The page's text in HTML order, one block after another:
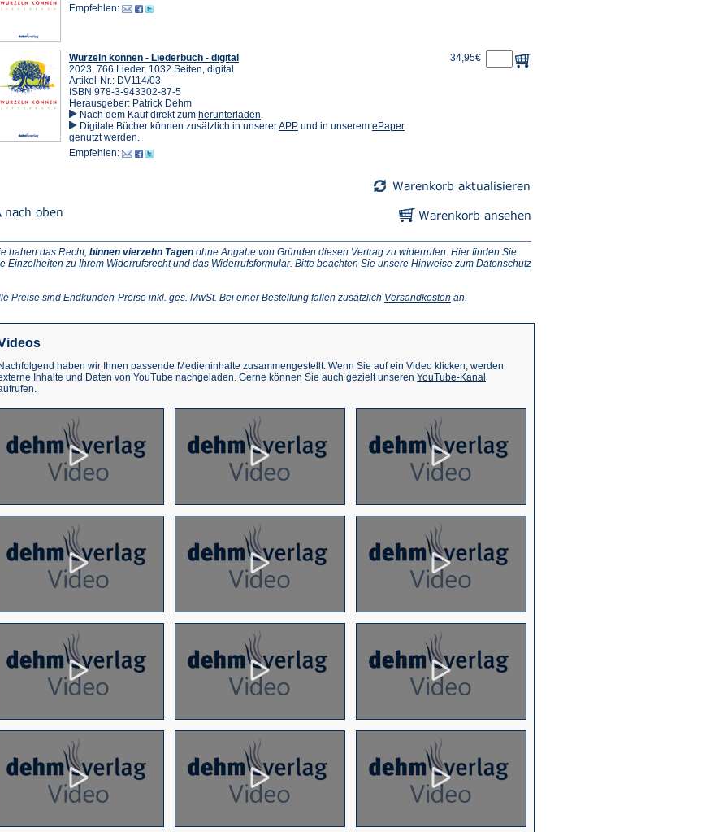
Empfehlen:
Wurzeln können - Liederbuch - digital
2023, 766 Lieder, 1032 Seiten, digital
Artikel-Nr.: DV114/03
ISBN 978-3-943302-87-5
Herausgeber: Patrick Dehm
Nach dem Kauf direkt zum herunterladen
in
.
Digitale Bücher können zusätzlich in unsererAPP(Öffnet
und in unserem ePaper(Öffnet
genutzt werden.
Empfehlen:
34,95€
haben das Recht, binnen vierzehn Tagen ohne Angabe von Gründen diesen Vertrag zu widerrufen. Hier finden Sie
Einzelheiten zu Ihrem Widerrufsrecht(Öffnet
neuen
und das Widerrufsformular(Öffnet
neuen
. Bitte beachten Sie unsere Hinweise zum Datenschutz
Preise sind Endkunden-Preise inkl. ges. MwSt. Bei einer Bestellung fallen zusätzlich Versandkosten (Öffnet
an.
Nachfolgend haben wir Ihnen passende Medieninhalte zusammengestellt. Wenn Sie auf ein Video klicken, werden
Inhalte und Daten von YouTube nachgeladen. Gerne können Sie auch gezielt unseren YouTube-Kanal
neuen